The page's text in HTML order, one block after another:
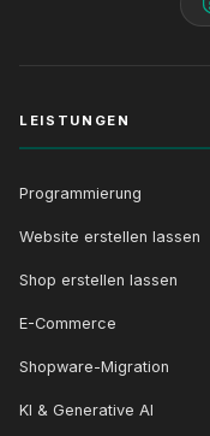
LEISTUNGEN
Programmierung
Website erstellen lassen
Shop erstellen lassen
E-Commerce
Shopware-Migration
KI & Generative AI